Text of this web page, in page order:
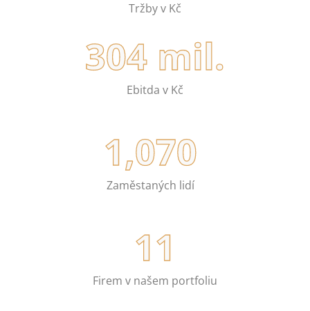
Tržby v Kč
Ebitda v Kč
304 mil.
Zaměstaných lidí
1,070
Firem v našem portfoliu
11